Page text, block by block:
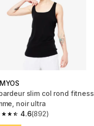
slim col rond fitness
noir ultra
4.6
out of 5 stars from 892
(892)